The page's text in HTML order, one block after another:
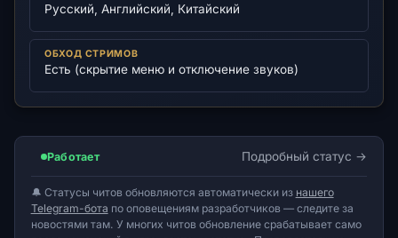
Русский, Английский, Китайский
ОБХОД СТРИМОВ
Есть (скрытие меню и отключение звуков)
Работает Подробный статус
🔔 Статусы читов обновляются автоматически из нашего
Telegram-бота по оповещениям разработчиков — следите за
новостями там. У многих читов обновление срабатывает само